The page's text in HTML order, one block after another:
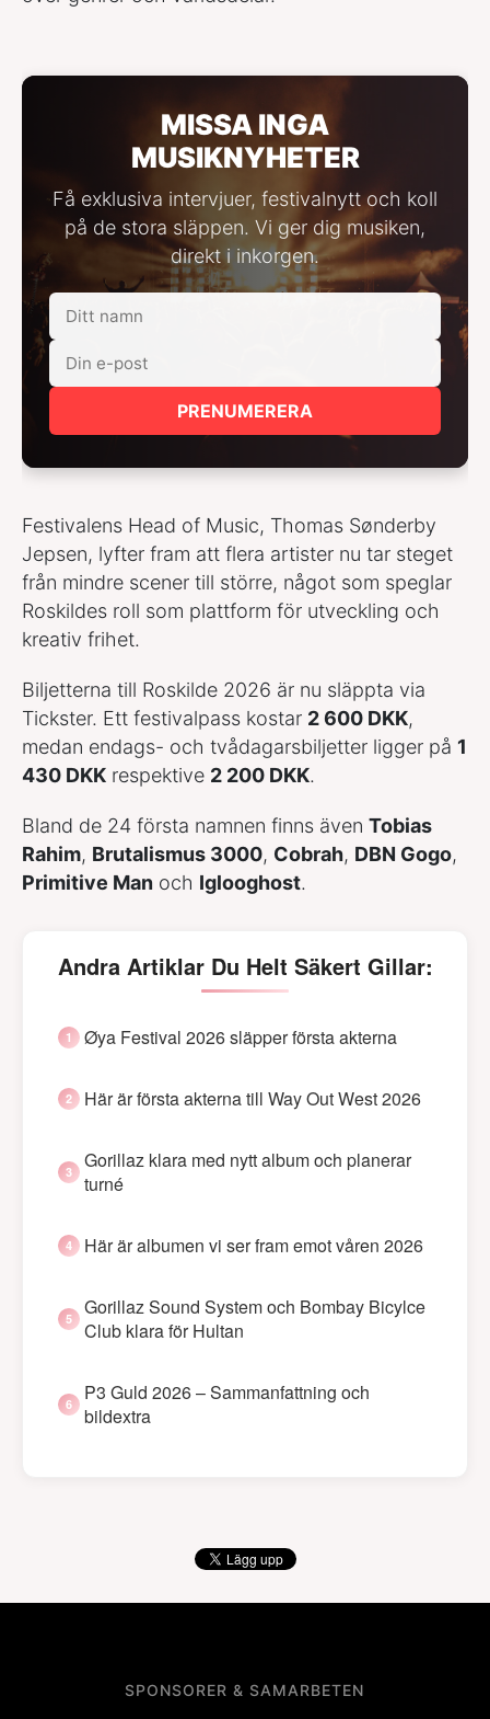
MISSA INGA
MUSIKNYHETER
Få exklusiva intervjuer, festivalnytt och koll
på de stora släppen. Vi ger dig musiken,
direkt i inkorgen.
PRENUMERERA
Festivalens Head of Music, Thomas Sønderby
Jepsen, lyfter fram att flera artister nu tar steget
från mindre scener till större, något som speglar
Roskildes roll som plattform för utveckling och
kreativ frihet.
Biljetterna till Roskilde 2026 är nu släppta via
Tickster. Ett festivalpass kostar 2 600 DKK,
medan endags- och tvådagarsbiljetter ligger på 1
430 DKK respektive 2 200 DKK.
Bland de 24 första namnen finns även Tobias
Rahim, Brutalismus 3000, Cobrah, DBN Gogo,
Primitive Man och Iglooghost.
Andra Artiklar Du Helt Säkert Gillar:
Øya Festival 2026 släpper första akterna
Här är första akterna till Way Out West 2026
Gorillaz klara med nytt album och planerar
turné
Här är albumen vi ser fram emot våren 2026
Gorillaz Sound System och Bombay Bicylce
Club klara för Hultan
P3 Guld 2026 – Sammanfattning och
bildextra
SPONSORER & SAMARBETEN